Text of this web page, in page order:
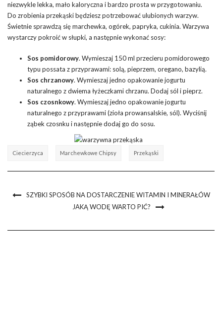
niezwykle lekka, mało kaloryczna i bardzo prosta w przygotowaniu.
Do zrobienia przekąski będziesz potrzebować ulubionych warzyw.
Świetnie sprawdzą się marchewka, ogórek, papryka, cukinia. Warzywa
wystarczy pokroić w słupki, a następnie wykonać sosy:
Sos pomidorowy. Wymieszaj 150 ml przecieru pomidorowego
typu possata z przyprawami: solą, pieprzem, oregano, bazylią.
Sos chrzanowy. Wymieszaj jedno opakowanie jogurtu
naturalnego z dwiema łyżeczkami chrzanu. Dodaj sól i pieprz.
Sos czosnkowy. Wymieszaj jedno opakowanie jogurtu
naturalnego z przyprawami (zioła prowansalskie, sól). Wyciśnij
ząbek czosnku i następnie dodaj go do sosu.
Ciecierzyca Marchewkowe Chipsy Przekąski
SZYBKI SPOSÓB NA DOSTARCZENIE WITAMIN I MINERAŁÓW
JAKĄ WODĘ WARTO PIĆ?